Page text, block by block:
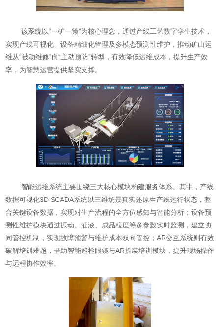
该系统以“一矿一策”为核心理念，通过产线工艺数字孪生技术，
实现产线可视化、设备精细化管理及多模态预测性维护，推动矿山运
维从“被动维修”向“主动预防”转型，有效降低运维成本，提升生产效
率，为智慧运营提供坚实支撑。
智能运维系统主要围绕三大核心模块构建服务体系。其中，产线
数据可视化3D SCADA系统以三维场景真实还原生产线运行状态，整
合关键设备数据，实现对生产流程的全方位感知与智能分析；设备预
测性维护模块通过振动、油液、成品粒度等多参数实时监测，建立协
同管控机制，实现故障预警与维护成本双向管控；AR交互系统则有效
破解培训难题，借助智能巡检眼镜与AR拆装培训模块，提升现场操作
与远程协作效率。